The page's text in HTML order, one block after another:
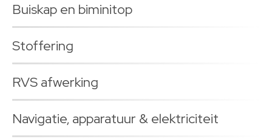
Buiskap en biminitop
Stoffering
RVS afwerking
Navigatie, apparatuur & elektriciteit